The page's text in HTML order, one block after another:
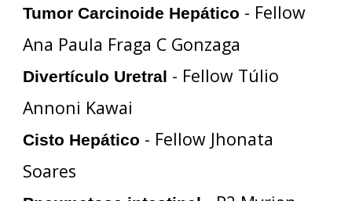
Tumor Carcinoide Hepático - Fellow
Ana Paula Fraga C Gonzaga
Divertículo Uretral - Fellow Túlio
Annoni Kawai
Cisto Hepático - Fellow Jhonata
Soares